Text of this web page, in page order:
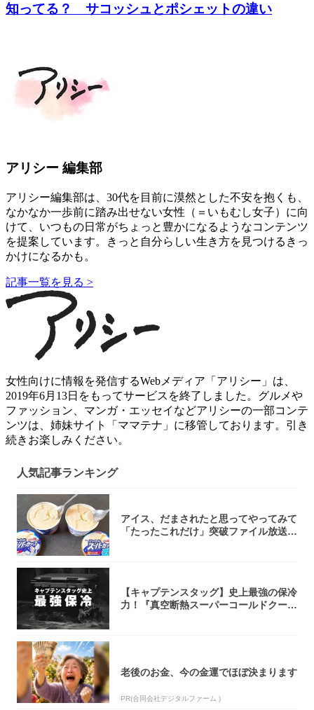
知ってる？ サコッシュとポシェットの違い
アリシー 編集部
アリシー編集部は、30代を目前に漠然とした不安を抱くも、
なかなか一歩前に踏み出せない女性（＝いもむし女子）に向
けて、いつもの日常がちょっと豊かになるようなコンテンツ
を提案しています。きっと自分らしい生き方を見つけるきっ
かけになるかも。
記事一覧を見る >
女性向けに情報を発信するWebメディア「アリシー」は、
2019年6月13日をもってサービスを終了しました。グルメや
ファッション、マンガ・エッセイなどアリシーの一部コンテ
ンツは、姉妹サイト「ママテナ」に移管しております。引き
続きお楽しみください。
人気記事ランキング
アイス、だまされたと思ってやってみて
「たったこれだけ」突破ファイル放送で
【キャプテンスタッグ】史上最強の保冷
力！『真空断熱スーパーコールドクーラ
老後のお金、今の金運でほぼ決まります
PR(合同会社デジタルファーム )